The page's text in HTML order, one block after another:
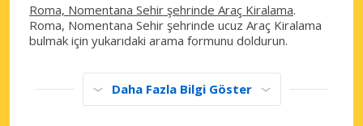
Roma, Nomentana Sehir şehrinde Araç Kiralama.
Roma, Nomentana Sehir şehrinde ucuz Araç Kiralama
bulmak için yukarıdaki arama formunu doldurun.
Daha Fazla Bilgi Göster